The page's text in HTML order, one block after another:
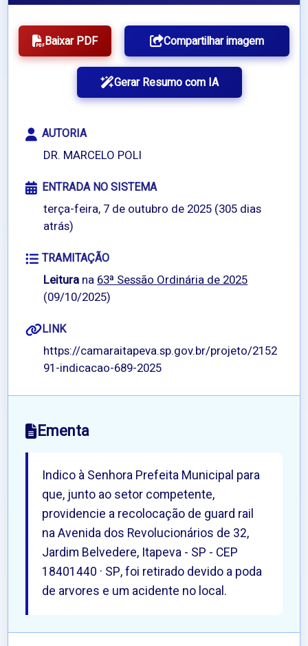
Baixar PDF Compartilhar imagem
Gerar Resumo com IA
AUTORIA
DR. MARCELO POLI
ENTRADA NO SISTEMA
terça-feira, 7 de outubro de 2025 (305 dias
atrás)
TRAMITAÇÃO
Leitura na63ª Sessão Ordinária de 2025
(09/10/2025)
LINK
https://camaraitapeva.sp.gov.br/projeto/2152
91-indicacao-689-2025
Ementa
Indico à Senhora Prefeita Municipal para
que, junto ao setor competente,
providencie a recolocação de guard rail
na Avenida dos Revolucionários de 32,
Jardim Belvedere, Itapeva - SP - CEP
18401440 · SP, foi retirado devido a poda
de arvores e um acidente no local.